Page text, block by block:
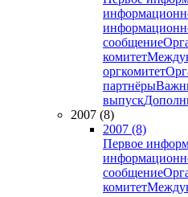
сообщение
комитет
оргкомитет
партнёры
выпуск
2007 (8)
2007 (8)
Первое
сообщение
комитет